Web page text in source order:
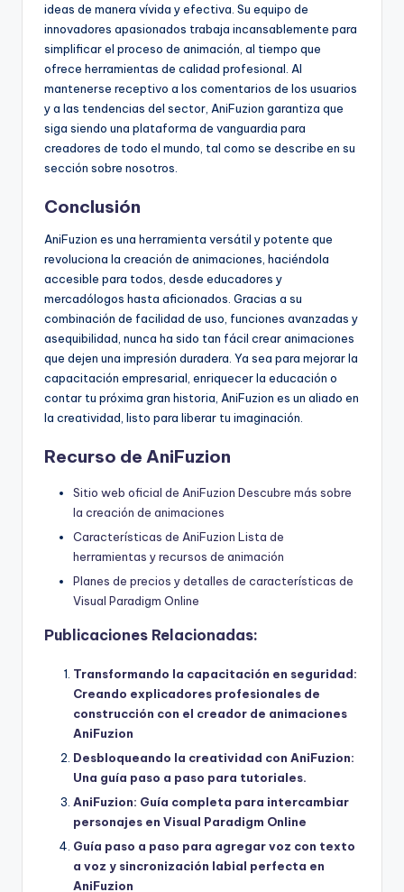
ideas de manera vívida y efectiva. Su equipo de
innovadores apasionados trabaja incansablemente para
simplificar el proceso de animación, al tiempo que
ofrece herramientas de calidad profesional. Al
mantenerse receptivo a los comentarios de los usuarios
y a las tendencias del sector, AniFuzion garantiza que
siga siendo una plataforma de vanguardia para
creadores de todo el mundo, tal como se describe en su
sección sobre nosotros.
Conclusión
AniFuzion es una herramienta versátil y potente que
revoluciona la creación de animaciones, haciéndola
accesible para todos, desde educadores y
mercadólogos hasta aficionados. Gracias a su
combinación de facilidad de uso, funciones avanzadas y
asequibilidad, nunca ha sido tan fácil crear animaciones
que dejen una impresión duradera. Ya sea para mejorar la
capacitación empresarial, enriquecer la educación o
contar tu próxima gran historia, AniFuzion es un aliado en
la creatividad, listo para liberar tu imaginación.
Recurso de AniFuzion
Sitio web oficial de AniFuzion Descubre más sobre
la creación de animaciones
Características de AniFuzion Lista de
herramientas y recursos de animación
Planes de precios y detalles de características de
Visual Paradigm Online
Publicaciones Relacionadas:
Transformando la capacitación en seguridad:
Creando explicadores profesionales de
construcción con el creador de animaciones
AniFuzion
Desbloqueando la creatividad con AniFuzion:
Una guía paso a paso para tutoriales.
AniFuzion: Guía completa para intercambiar
personajes en Visual Paradigm Online
Guía paso a paso para agregar voz con texto
a voz y sincronización labial perfecta en
AniFuzion